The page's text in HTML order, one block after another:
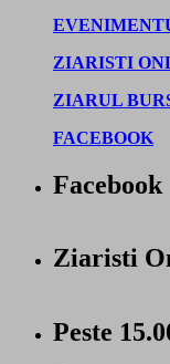
ZIARISTI
ZIARUL
FACEBOOK
Facebook
Ziaristi
Peste